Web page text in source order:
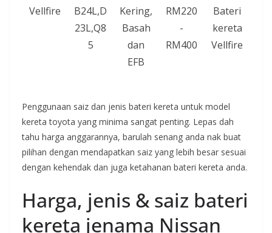
Vellfire
B24L,D
23L,Q8
5
Kering,
Basah
dan
EFB
RM220
-
RM400
Bateri
kereta
Vellfire
Penggunaan saiz dan jenis bateri kereta untuk model
kereta toyota yang minima sangat penting. Lepas dah
tahu harga anggarannya, barulah senang anda nak buat
pilihan dengan mendapatkan saiz yang lebih besar sesuai
dengan kehendak dan juga ketahanan bateri kereta anda.
Harga, jenis & saiz bateri
kereta jenama Nissan